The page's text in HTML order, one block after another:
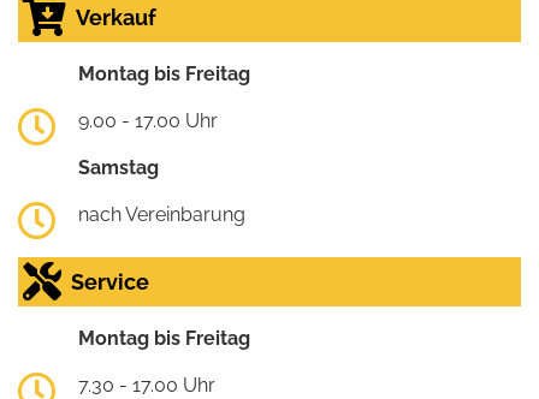
Verkauf
Montag bis Freitag
9.00 - 17.00 Uhr
Samstag
nach Vereinbarung
Service
Montag bis Freitag
7.30 - 17.00 Uhr